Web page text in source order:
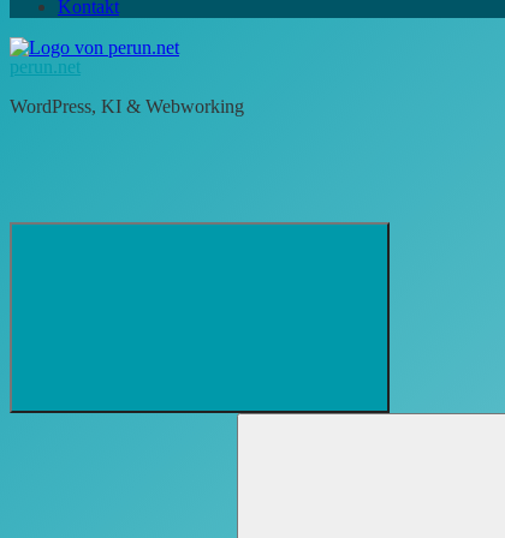
Kontakt
perun.net
WordPress, KI & Webworking
Suchformular